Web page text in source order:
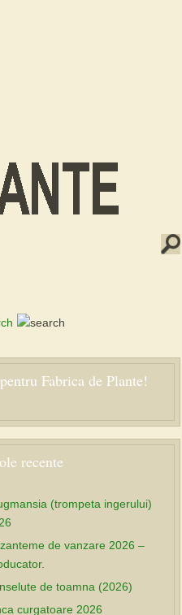
Fabrica de Plante!
recente
(trompeta ingerului)
de vanzare 2026 –
de toamna (2026)
curgatoare 2026